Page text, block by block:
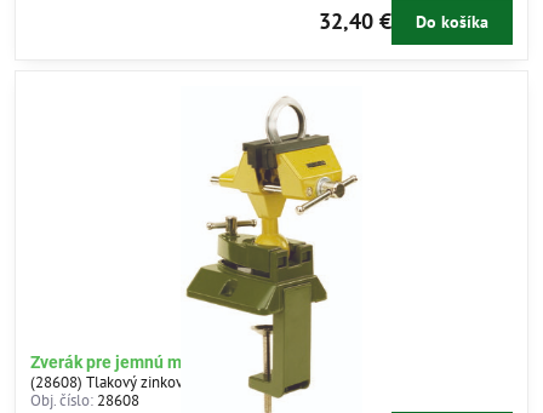
32,40 € Do košíka
Zverák pre jemnú mechaniku FMZ
(28608) Tlakový zinkový odliatok s kĺbom.
Obj. číslo: 28608